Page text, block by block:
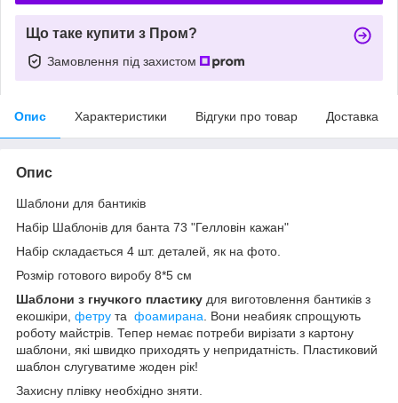
Що таке купити з Пром?
Замовлення під захистом
Опис Характеристики Відгуки про товар Доставка
Опис
Шаблони для бантиків
Набір Шаблонів для банта 73 "Гелловін кажан"
Набір складається 4 шт. деталей, як на фото.
Розмір готового виробу 8*5 см
Шаблони з гнучкого пластику для виготовлення бантиків з
екошкіри, фетру та фоамирана . Вони неабияк спрощують
роботу майстрів. Тепер немає потреби вирізати з картону
шаблони, які швидко приходять у непридатність. Пластиковий
шаблон слугуватиме жоден рік!
Захисну плівку необхідно зняти.